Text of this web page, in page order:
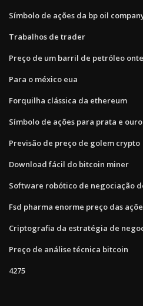
Símbolo de ações da bp oil
Trabalhos de trader
Preço de um barril de petróleo
Para o méxico eua
Forquilha clássica da ethereum
Símbolo de ações para prata e ouro
Previsão de preço de golem crypto
Download fácil do bitcoin miner
Software robótico de negociação
Fsd pharma enorme preço das
Criptografia da estratégia de
Preço de análise técnica bitcoin
4275